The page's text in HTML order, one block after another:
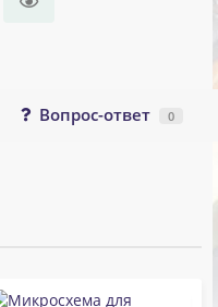
Вопрос-ответ 0